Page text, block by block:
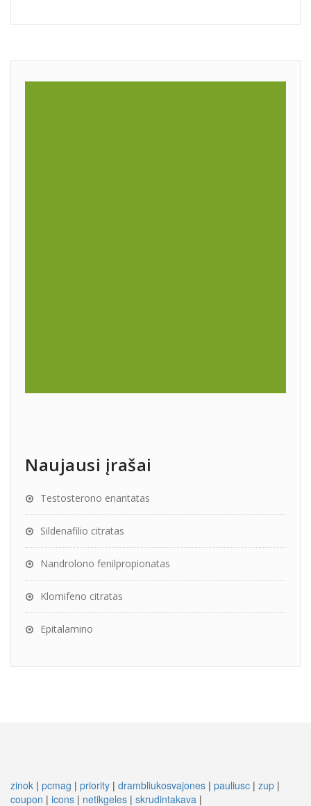
Naujausi įrašai
Testosterono enantatas
Sildenafilio citratas
Nandrolono fenilpropionatas
Klomifeno citratas
Epitalamino
zinok | pcmag | priority | drambliukosvajones | pauliusc | zup |
coupon | icons | netikgeles | skrudintakava |